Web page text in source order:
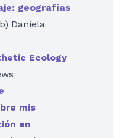
geografías
Daniela
Ecology
mis
en